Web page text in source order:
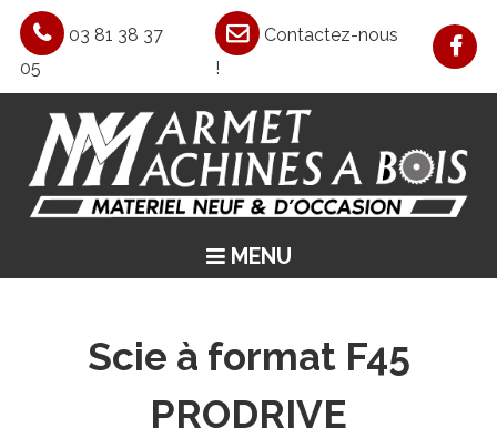
03 81 38 37
05
Contactez-nous
!
ACCUEIL
MACHINES CLASSIQUES
MACHINES SPÉCIALES
MENU
Scie à format F45
PRODRIVE